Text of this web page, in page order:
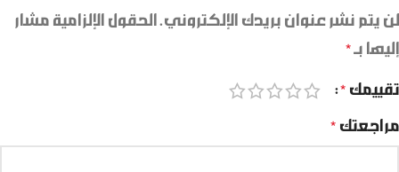
لن يتم نشر عنوان بريدك الإلكتروني. الحقول الإلزامية مشار
إليها بـ *
تقييمك *
مراجعتك *